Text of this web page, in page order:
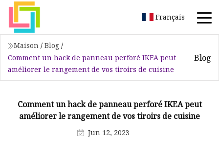
Français
Maison / Blog /
Comment un hack de panneau perforé IKEA peut
améliorer le rangement de vos tiroirs de cuisine
Blog
Comment un hack de panneau perforé IKEA peut
améliorer le rangement de vos tiroirs de cuisine
Jun 12, 2023